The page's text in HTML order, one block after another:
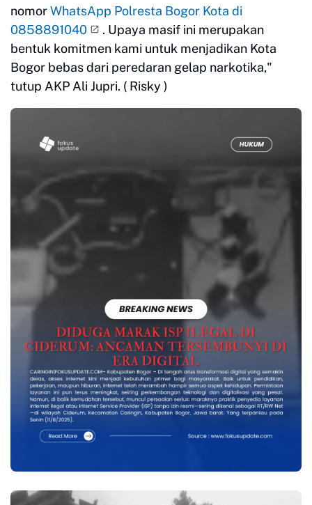
nomorWhatsApp Polresta Bogor Kota di
0858891040
. Upaya masif ini merupakan
bentuk komitmen kami untuk menjadikan Kota
Bogor bebas dari peredaran gelap narkotika,"
tutup AKP Ali Jupri. ( Risky )